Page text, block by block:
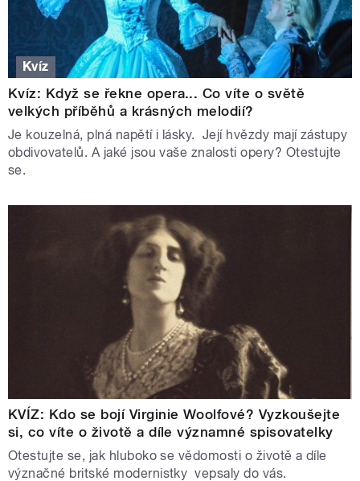
Kvíz
Kvíz: Když se řekne opera... Co víte o světě
velkých příběhů a krásných melodií?
Je kouzelná, plná napětí i lásky. Její hvězdy mají zástupy
obdivovatelů. A jaké jsou vaše znalosti opery? Otestujte
se.
KVÍZ: Kdo se bojí Virginie Woolfové? Vyzkoušejte
si, co víte o životě a díle významné spisovatelky
Otestujte se, jak hluboko se vědomosti o životě a díle
význačné britské modernistky vepsaly do vás.